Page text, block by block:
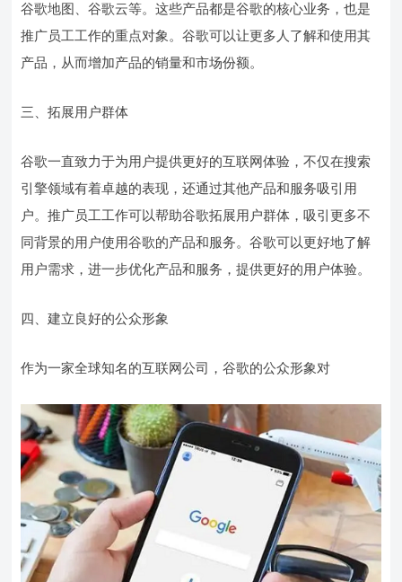
谷歌地图、谷歌云等。这些产品都是谷歌的核心业务，也是
推广员工工作的重点对象。谷歌可以让更多人了解和使用其
产品，从而增加产品的销量和市场份额。
三、拓展用户群体
谷歌一直致力于为用户提供更好的互联网体验，不仅在搜索
引擎领域有着卓越的表现，还通过其他产品和服务吸引用
户。推广员工工作可以帮助谷歌拓展用户群体，吸引更多不
同背景的用户使用谷歌的产品和服务。谷歌可以更好地了解
用户需求，进一步优化产品和服务，提供更好的用户体验。
四、建立良好的公众形象
作为一家全球知名的互联网公司，谷歌的公众形象对